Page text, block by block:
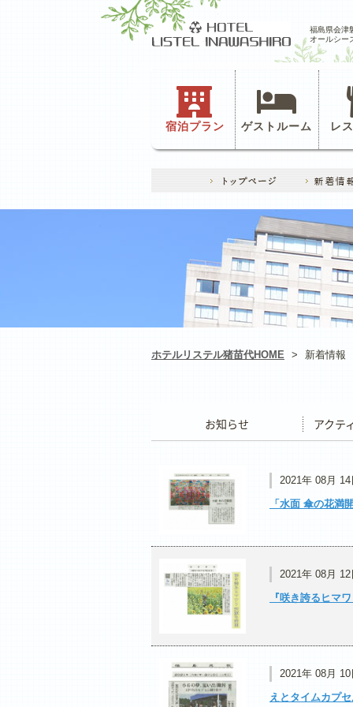
福島県会津
オールシー
宿泊プラン ゲストルーム レ
ホテルリステル猪苗代HOME > 新着情報
2021年 08月 14
「水面 傘の花満
2021年 08月 12
『咲き誇るヒマ
2021年 08月 10
えとタイムカプ